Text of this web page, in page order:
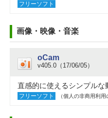
フリーソフト
画像・映像・音楽
oCam
v405.0（17/06/05）
直感的に使えるシンプルな
フリーソフト （個人の非商用利用